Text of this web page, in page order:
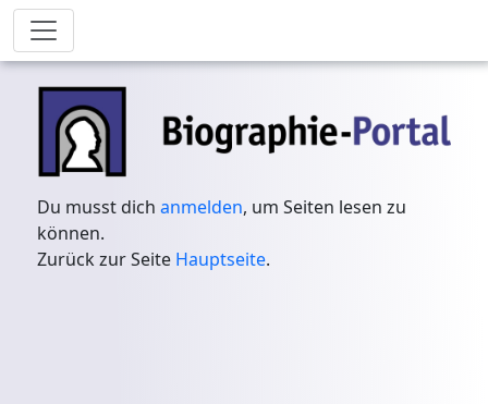
Du musst dichanmelden, um Seiten lesen zu
können.
Zurück zur Seite Hauptseite.